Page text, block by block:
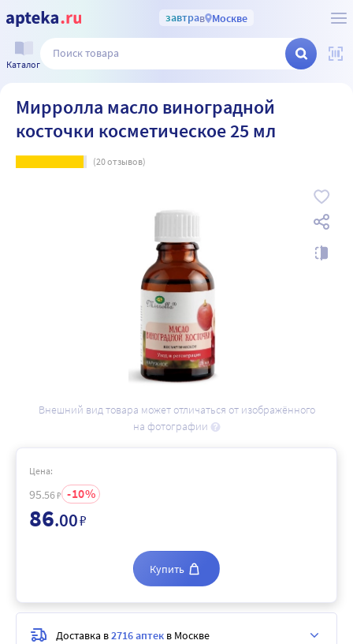
завтрав Москве
Каталог
Мирролла масло виноградной
косточки косметическое 25 мл
(20отзывов)
Внешний вид товара может отличаться от изображённого
на фотографии
Цена:
95.56₽ 10
86.00₽
Купить
Доставка в2716 аптек в Москве